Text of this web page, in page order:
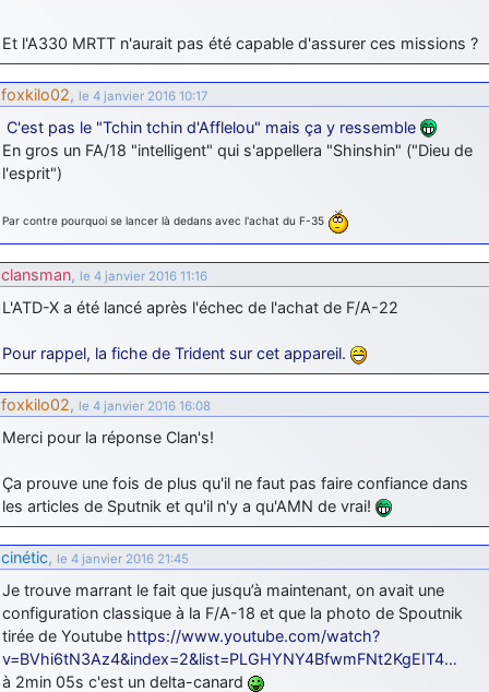
Et l'A330 MRTT n'aurait pas été capable d'assurer ces missions ?
foxkilo02, le 4 janvier 2016 10:17
C'est pas le "Tchin tchin d'Afflelou" mais ça y ressemble
En gros un FA/18 "intelligent" qui s'appellera "Shinshin" ("Dieu de
l'esprit")
Par contre pourquoi se lancer là dedans avec l'achat du F-35
clansman, le 4 janvier 2016 11:16
L'ATD-X a été lancé après l'échec de l'achat de F/A-22
Pour rappel, la fiche de Trident sur cet appareil.
foxkilo02, le 4 janvier 2016 16:08
Merci pour la réponse Clan's!
Ça prouve une fois de plus qu'il ne faut pas faire confiance dans
les articles de Sputnik et qu'il n'y a qu'AMN de vrai!
cinétic, le 4 janvier 2016 21:45
Je trouve marrant le fait que jusqu’à maintenant, on avait une
configuration classique à la F/A-18 et que la photo de Spoutnik
tirée de Youtube https://www.youtube.com/watch?
v=BVhi6tN3Az4&index=2&list=PLGHYNY4BfwmFNt2KgEIT4…
à 2min 05s c'est un delta-canard